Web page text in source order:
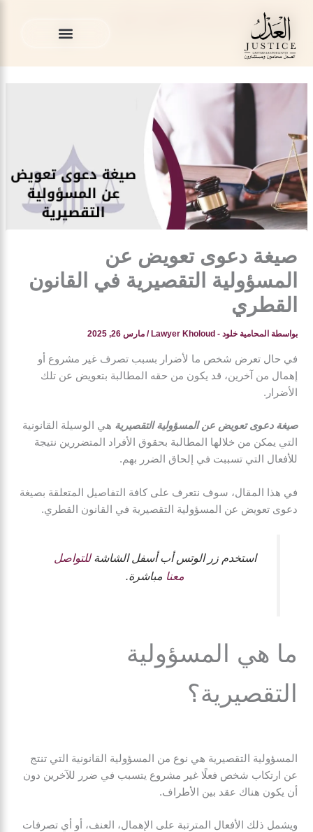
المحتوى
المدونة القانونية
عن المسؤولية التقصيرية في القانون القطري
صيغة دعوى تعويض عن
المسؤولية التقصيرية في القانون
القطري
بواسطة المحامية خلود - Lawyer Kholoud /مارس 26, 2025
في حال تعرض شخص ما لأضرار بسبب تصرف غير مشروع أو
إهمال من آخرين، قد يكون من حقه المطالبة بتعويض عن تلك
الأضرار.
صيغة دعوى تعويض عن المسؤولية التقصيرية هي الوسيلة القانونية
التي يمكن من خلالها المطالبة بحقوق الأفراد المتضررين نتيجة
للأفعال التي تسببت في إلحاق الضرر بهم.
في هذا المقال، سوف نتعرف على كافة التفاصيل المتعلقة بصيغة
دعوى تعويض عن المسؤولية التقصيرية في القانون القطري.
استخدم زر الوتس أب أسفل الشاشةللتواصل
معنا مباشرة.
ما هي المسؤولية
التقصيرية؟
المسؤولية التقصيرية هي نوع من المسؤولية القانونية التي تنتج
عن ارتكاب شخص فعلًا غير مشروع يتسبب في ضرر للآخرين دون
أن يكون هناك عقد بين الأطراف.
ويشمل ذلك الأفعال المترتبة على الإهمال، العنف، أو أي تصرفات